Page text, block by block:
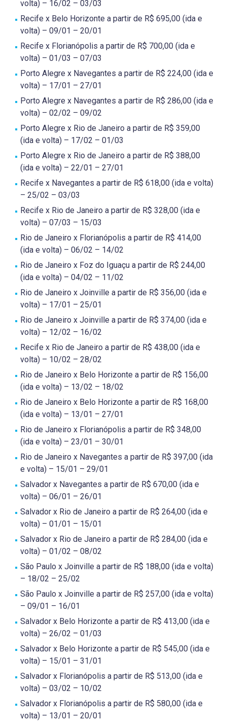
volta) – 16/02 – 03/03
Recife x Belo Horizonte a partir de R$ 695,00 (ida e
volta) – 09/01 – 20/01
Recife x Florianópolis a partir de R$ 700,00 (ida e
volta) – 01/03 – 07/03
Porto Alegre x Navegantes a partir de R$ 224,00 (ida e
volta) – 17/01 – 27/01
Porto Alegre x Navegantes a partir de R$ 286,00 (ida e
volta) – 02/02 – 09/02
Porto Alegre x Rio de Janeiro a partir de R$ 359,00
(ida e volta) – 17/02 – 01/03
Porto Alegre x Rio de Janeiro a partir de R$ 388,00
(ida e volta) – 22/01 – 27/01
Recife x Navegantes a partir de R$ 618,00 (ida e volta)
– 25/02 – 03/03
Recife x Rio de Janeiro a partir de R$ 328,00 (ida e
volta) – 07/03 – 15/03
Rio de Janeiro x Florianópolis a partir de R$ 414,00
(ida e volta) – 06/02 – 14/02
Rio de Janeiro x Foz do Iguaçu a partir de R$ 244,00
(ida e volta) – 04/02 – 11/02
Rio de Janeiro x Joinville a partir de R$ 356,00 (ida e
volta) – 17/01 – 25/01
Rio de Janeiro x Joinville a partir de R$ 374,00 (ida e
volta) – 12/02 – 16/02
Recife x Rio de Janeiro a partir de R$ 438,00 (ida e
volta) – 10/02 – 28/02
Rio de Janeiro x Belo Horizonte a partir de R$ 156,00
(ida e volta) – 13/02 – 18/02
Rio de Janeiro x Belo Horizonte a partir de R$ 168,00
(ida e volta) – 13/01 – 27/01
Rio de Janeiro x Florianópolis a partir de R$ 348,00
(ida e volta) – 23/01 – 30/01
Rio de Janeiro x Navegantes a partir de R$ 397,00 (ida
e volta) – 15/01 – 29/01
Salvador x Navegantes a partir de R$ 670,00 (ida e
volta) – 06/01 – 26/01
Salvador x Rio de Janeiro a partir de R$ 264,00 (ida e
volta) – 01/01 – 15/01
Salvador x Rio de Janeiro a partir de R$ 284,00 (ida e
volta) – 01/02 – 08/02
São Paulo x Joinville a partir de R$ 188,00 (ida e volta)
– 18/02 – 25/02
São Paulo x Joinville a partir de R$ 257,00 (ida e volta)
– 09/01 – 16/01
Salvador x Belo Horizonte a partir de R$ 413,00 (ida e
volta) – 26/02 – 01/03
Salvador x Belo Horizonte a partir de R$ 545,00 (ida e
volta) – 15/01 – 31/01
Salvador x Florianópolis a partir de R$ 513,00 (ida e
volta) – 03/02 – 10/02
Salvador x Florianópolis a partir de R$ 580,00 (ida e
volta) – 13/01 – 20/01